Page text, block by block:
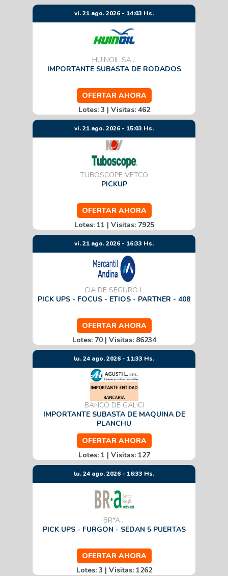
vi. 21 ago. 2026 - 14:03 Hs.
HUINOIL SA...
IMPORTANTE SUBASTA DE RODADOS
OFERTAR AHORA
Lotes: 3 | Visitas: 462
vi. 21 ago. 2026 - 15:03 Hs.
TUBOSCOPE VETCO
PICKUP
OFERTAR AHORA
Lotes: 11 | Visitas: 7925
vi. 21 ago. 2026 - 16:33 Hs.
CIA DE SEGURO L
PICK UPS - FOCUS - ETIOS - PARTNER - 408
OFERTAR AHORA
Lotes: 70 | Visitas: 86234
lu. 24 ago. 2026 - 11:33 Hs.
BANCO DE GALICI
IMPORTANTE SUBASTA DE MAQUINA DE
PLANCHU
OFERTAR AHORA
Lotes: 1 | Visitas: 127
lu. 24 ago. 2026 - 16:33 Hs.
BR*A...
PICK UPS - FURGON - SEDAN 5 PUERTAS
OFERTAR AHORA
Lotes: 3 | Visitas: 1262